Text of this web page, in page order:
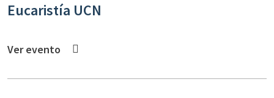
Eucaristía UCN
Ver evento